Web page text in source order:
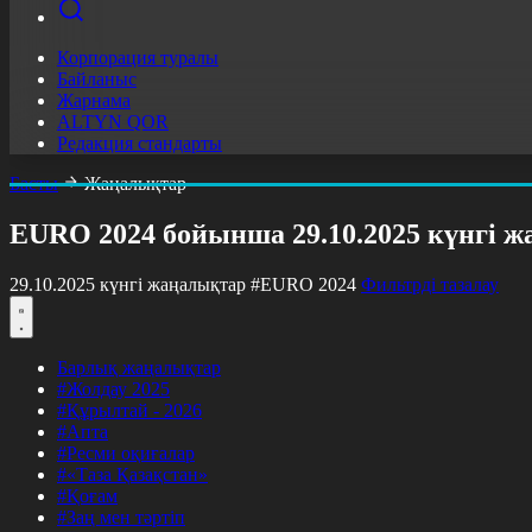
Корпорация туралы
Байланыс
Жарнама
ALTYN QOR
Редакция стандарты
Басты
Жаңалықтар
EURO 2024 бойынша 29.10.2025 күнгі
29.10.2025 күнгі жаңалықтар #EURO 2024 Фильтрді тазалау
Барлық жаңалықтар
#Жолдау 2025
#Құрылтай - 2026
#Апта
#Ресми оқиғалар
#«Таза Қазақстан»
#Қоғам
#Заң мен тәртіп